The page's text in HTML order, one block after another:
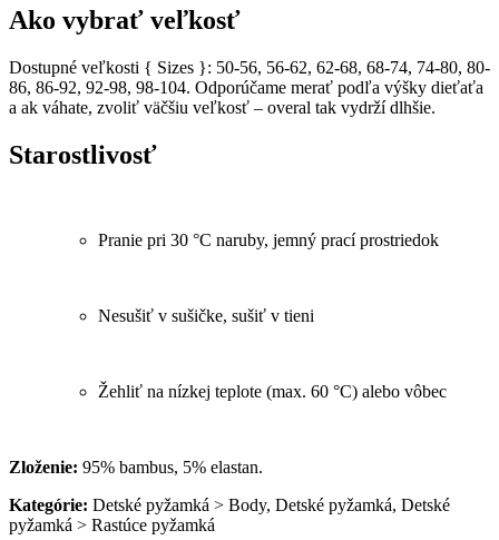
Ako vybrať veľkosť
Dostupné veľkosti { Sizes }: 50-56, 56-62, 62-68, 68-74, 74-80, 80-
86, 86-92, 92-98, 98-104. Odporúčame merať podľa výšky dieťaťa
a ak váhate, zvoliť väčšiu veľkosť – overal tak vydrží dlhšie.
Starostlivosť
Pranie pri 30 °C naruby, jemný prací prostriedok
Nesušiť v sušičke, sušiť v tieni
Žehliť na nízkej teplote (max. 60 °C) alebo vôbec
Zloženie: 95% bambus, 5% elastan.
Kategórie: Detské pyžamká > Body, Detské pyžamká, Detské
pyžamká > Rastúce pyžamká